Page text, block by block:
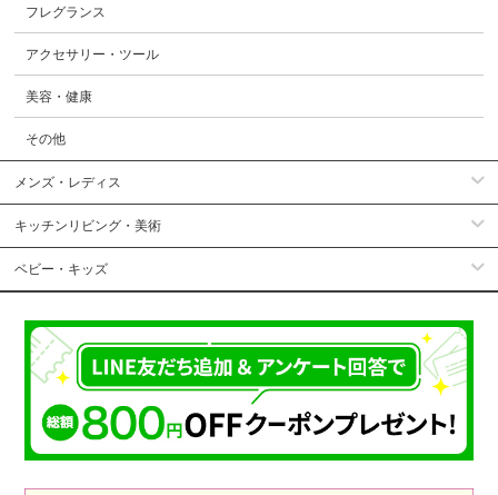
フレグランス
アクセサリー・ツール
美容・健康
その他
メンズ・レディス
キッチンリビング・美術
ベビー・キッズ